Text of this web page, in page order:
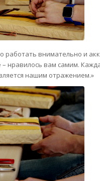
работать внимательно и
– нравилось вам самим.
нашим отражением.»